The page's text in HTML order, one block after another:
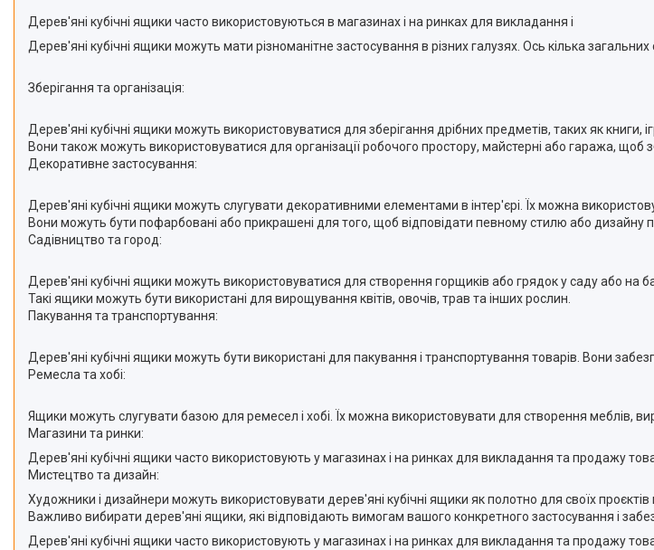
Дерев'яні кубічні ящики часто використовуються в магазинах і на ринках для викладання і
Дерев'яні кубічні ящики можуть мати різноманітне застосування в різних галузях. Ось кілька
Зберігання та організація:
Дерев'яні кубічні ящики можуть використовуватися для зберігання дрібних предметів, таких як книги,
Вони також можуть використовуватися для організації робочого простору, майстерні або гаража, щоб
Декоративне застосування:
Дерев'яні кубічні ящики можуть слугувати декоративними елементами в інтер'єрі. Їх можна
Вони можуть бути пофарбовані або прикрашені для того, щоб відповідати певному стилю або дизайну
Садівництво та город:
Дерев'яні кубічні ящики можуть використовуватися для створення горщиків або грядок у саду або на
Такі ящики можуть бути використані для вирощування квітів, овочів, трав та інших рослин.
Пакування та транспортування:
Дерев'яні кубічні ящики можуть бути використані для пакування і транспортування товарів. Вони
Ремесла та хобі:
Ящики можуть слугувати базою для ремесел і хобі. Їх можна використовувати для створення меблів,
Магазини та ринки:
Дерев'яні кубічні ящики часто використовують у магазинах і на ринках для викладання та продажу
Мистецтво та дизайн:
Художники і дизайнери можуть використовувати дерев'яні кубічні ящики як полотно для своїх проєктів
Важливо вибирати дерев'яні ящики, які відповідають вимогам вашого конкретного застосування і
Дерев'яні кубічні ящики часто використовують у магазинах і на ринках для викладання та продажу